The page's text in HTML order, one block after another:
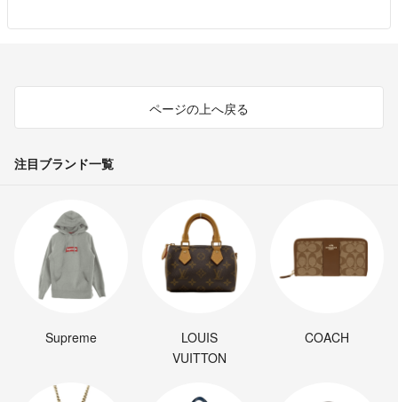
ページの上へ戻る
注目ブランド一覧
Supreme
LOUIS
VUITTON
COACH